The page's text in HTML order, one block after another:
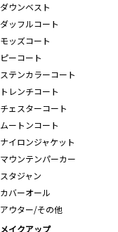
ダウンベスト
ダッフルコート
モッズコート
ピーコート
ステンカラーコート
トレンチコート
チェスターコート
ムートンコート
ナイロンジャケット
マウンテンパーカー
スタジャン
カバーオール
アウター/その他
メイクアップ